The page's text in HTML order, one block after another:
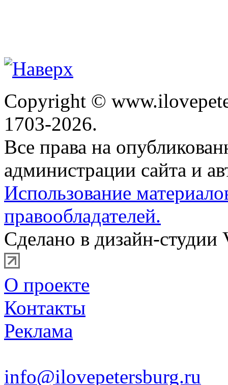
Copyright ©
1703-2026.
Все права на
администрации сайта и
Использование
правообладателей.
Сделано в дизайн-студии
О проекте
Контакты
Реклама
info@ilovepetersburg.ru